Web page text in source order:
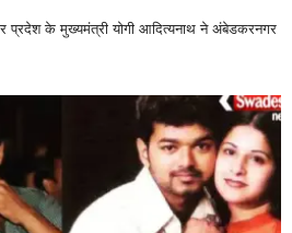
के मुख्यमंत्री योगी आदित्यनाथ ने अंबेडकरनगर